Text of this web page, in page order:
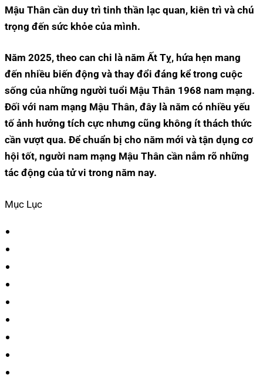
Mậu Thân cần duy trì tinh thần lạc quan, kiên trì và chú
trọng đến sức khỏe của mình.
Năm 2025, theo can chi là năm Ất Tỵ, hứa hẹn mang
đến nhiều biến động và thay đổi đáng kể trong cuộc
sống của những người tuổi Mậu Thân 1968 nam mạng.
Đối với nam mạng Mậu Thân, đây là năm có nhiều yếu
tố ảnh hưởng tích cực nhưng cũng không ít thách thức
cần vượt qua. Để chuẩn bị cho năm mới và tận dụng cơ
hội tốt, người nam mạng Mậu Thân cần nắm rõ những
tác động của tử vi trong năm nay.
Mục Lục